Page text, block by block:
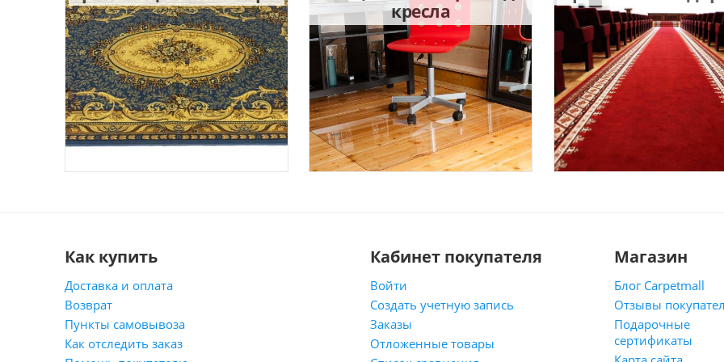
кресла
Как купить
Доставка и оплата
Возврат
Пункты самовывоза
Как отследить заказ
Кабинет покупателя
Войти
Создать учетную запись
Заказы
Отложенные товары
Магазин
Блог Carpetmall
Отзывы
Подарочные
сертификаты